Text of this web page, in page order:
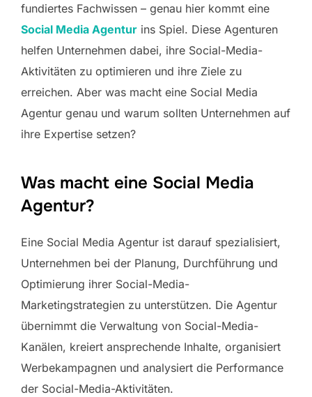
fundiertes Fachwissen – genau hier kommt eine
Social Media Agentur ins Spiel. Diese Agenturen
helfen Unternehmen dabei, ihre Social-Media-
Aktivitäten zu optimieren und ihre Ziele zu
erreichen. Aber was macht eine Social Media
Agentur genau und warum sollten Unternehmen auf
ihre Expertise setzen?
Was macht eine Social Media
Agentur?
Eine Social Media Agentur ist darauf spezialisiert,
Unternehmen bei der Planung, Durchführung und
Optimierung ihrer Social-Media-
Marketingstrategien zu unterstützen. Die Agentur
übernimmt die Verwaltung von Social-Media-
Kanälen, kreiert ansprechende Inhalte, organisiert
Werbekampagnen und analysiert die Performance
der Social-Media-Aktivitäten.